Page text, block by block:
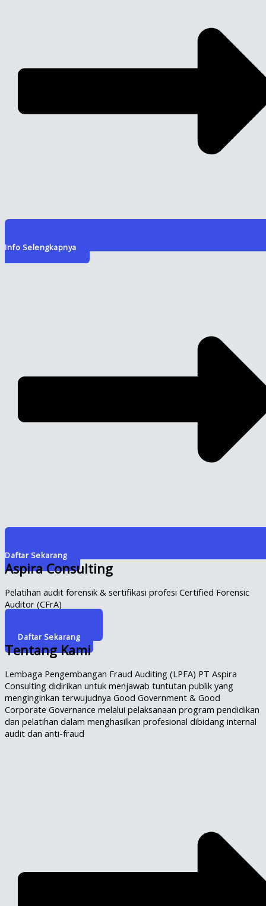
Info Selengkapnya
Daftar Sekarang
Aspira Consulting
Pelatihan audit forensik & sertifikasi profesi Certified Forensic
Auditor (CFrA)
Daftar Sekarang
Tentang Kami
Lembaga Pengembangan Fraud Auditing (LPFA) PT Aspira
Consulting didirikan untuk menjawab tuntutan publik yang
menginginkan terwujudnya Good Government & Good
Corporate Governance melalui pelaksanaan program pendidikan
dan pelatihan dalam menghasilkan profesional dibidang internal
audit dan anti-fraud